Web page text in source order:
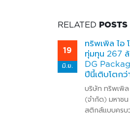
RELATED POSTS
19
มิ.ย.
ทริพเพิล ไอ
ทุ่มทุน 267
DG
ปีนี้เติบโตกว่
บริษัท ทริพเพิล
(จำกัด) มหาชน
สติกส์แบบครบ